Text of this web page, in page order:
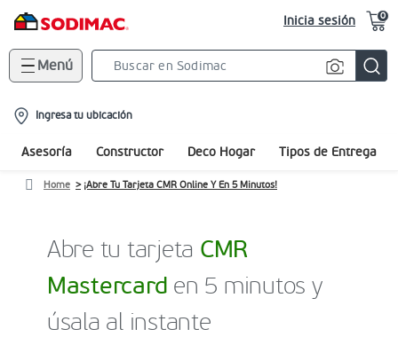
Inicia sesión 0
Menú
location-
icon
Ingresa tu ubicación
Asesoría Constructor Deco Hogar Tipos de Entrega
Home ¡Abre Tu Tarjeta CMR Online Y En 5 Minutos!
Abre tu tarjeta CMR
Mastercard en 5 minutos y
úsala al instante